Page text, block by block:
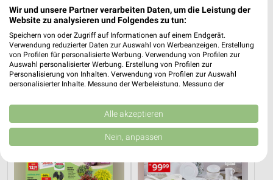
28,5 km
Junges Wohnen
Gültig bis Fr. 14.08.
28,5 km
Schlafzimmer Spezial
Noch morgen gültig
Thomas Philipps XXXLutz
Wir und unsere Partner verarbeiten Daten, um die Leistung der
Website zu analysieren und Folgendes zu tun:
Speichern von oder Zugriff auf Informationen auf einem Endgerät.
Verwendung reduzierter Daten zur Auswahl von Werbeanzeigen. Erstellung
von Profilen für personalisierte Werbung. Verwendung von Profilen zur
Auswahl personalisierter Werbung. Erstellung von Profilen zur
Personalisierung von Inhalten. Verwendung von Profilen zur Auswahl
personalisierter Inhalte. Messung der Werbeleistung. Messung der
Kombinationen von Daten aus verschiedenen Quellen. Entwicklung und
Verbesserung der Angebote. Verwendung reduzierter Daten zur Auswahl
von Inhalten.
Daten können außerhalb der Europäischen Union weitergegeben und in die
Website/App.
Alle akzeptieren
Nein, anpassen